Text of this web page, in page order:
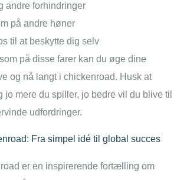
andre forhindringer
på andre høner
til at beskytte dig selv
på disse farer kan du øge dine
og nå langt i chickenroad. Husk at
jo mere du spiller, jo bedre vil du blive til
udfordringer.
Fra simpel idé til global succes
er en inspirerende fortælling om